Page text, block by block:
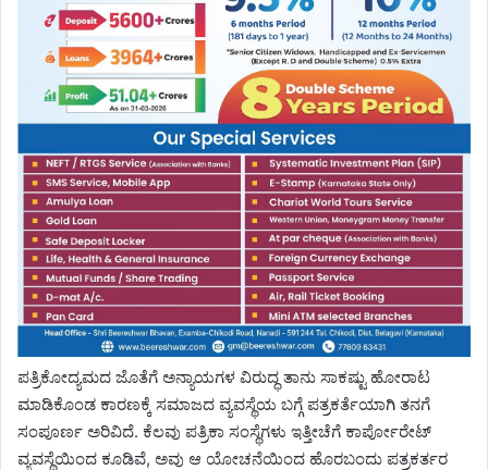
ಪತ್ರಿಕೋದ್ಯಮದ ಜೊತೆಗೆ ಅನ್ಯಾಯಗಳ ವಿರುದ್ಧ ತಾನು ಸಾಕಷ್ಟು ಹೋರಾಟ
ಮಾಡಿಕೊಂಡ ಕಾರಣಕ್ಕೆ ಸಮಾಜದ ವ್ಯವಸ್ಥೆಯ ಬಗ್ಗೆ ಪತ್ರಕರ್ತೆಯಾಗಿ ತನಗೆ
ಸಂಪೂರ್ಣ ಅರಿವಿದೆ. ಕೆಲವು ಪತ್ರಿಕಾ ಸಂಸ್ಥೆಗಳು ಇತ್ತೀಚೆಗೆ ಕಾರ್ಪೋರೇಟ್
ವ್ಯವಸ್ಥೆಯಿಂದ ಕೂಡಿವೆ, ಅವು ಆ ಯೋಚನೆಯಿಂದ ಹೊರಬಂದು ಪತ್ರಕರ್ತರ